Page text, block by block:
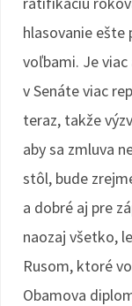
hlasovanie ešte
voľbami. Je
v Senáte viac
teraz, takže
aby sa zmluva
stôl, bude
a dobré aj pre
naozaj všetko,
Rusom, ktoré
Obamova